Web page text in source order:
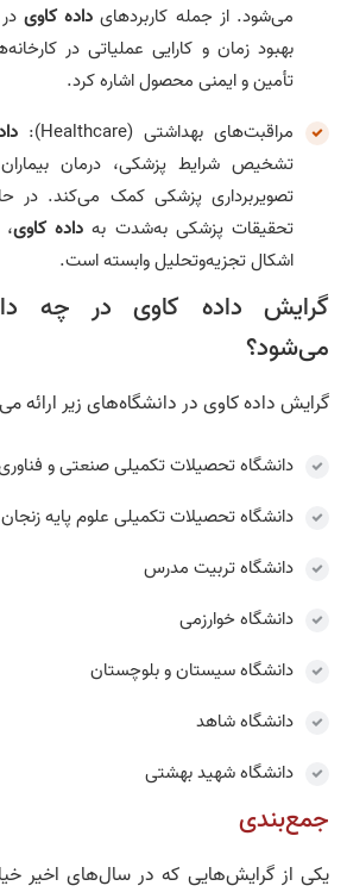
می‌شود. از جمله کاربردهایداده‌ کاوی
بهبود زمان و کارایی عملیاتی در
تأمین و ایمنی محصول اشاره کرد.
مراقبت‌های بهداشتی (Healthcare):
تشخیص شرایط پزشکی، درمان
تصویربرداری پزشکی کمک می‌کند. در
تحقیقات پزشکی به‌شدت به داده‌ کاوی
اشکال تجزیه‌وتحلیل وابسته است.
گرایش داده کاوی در چه
می‌شود؟
گرایش داده کاوی در دانشگاه‌های زیر ارائه
دانشگاه تحصیلات تکمیلی صنعتی و
دانشگاه تحصیلات تکمیلی علوم پایه زنجان
دانشگاه تربیت مدرس
دانشگاه خوارزمی
دانشگاه سیستان و بلوچستان
دانشگاه شاهد
دانشگاه شهید بهشتی
جمع‌بندی
یکی از گرایش‌هایی که در سال‌های اخیر